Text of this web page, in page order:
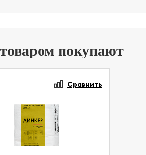
покупают
Сравнить